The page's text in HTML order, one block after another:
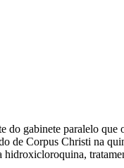
do gabinete paralelo que
de Corpus Christi na
hidroxicloroquina,